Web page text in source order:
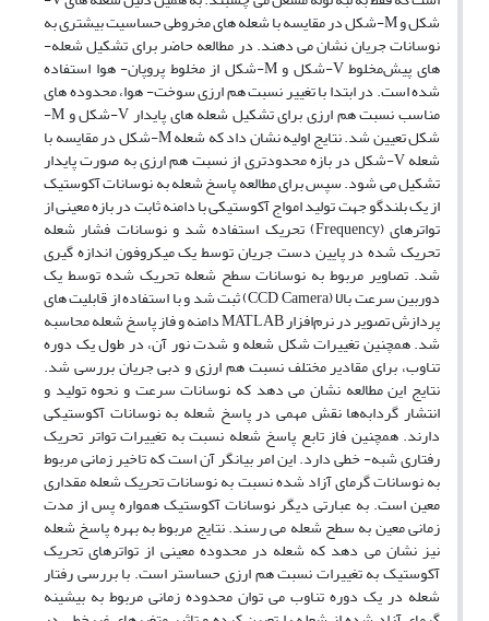
شکل و M-شکل در مقایسه با شعله­ های مخروطی حساسیت بیشتری به
نوسانات جریان نشان می ­دهند. در مطالعه حاضر برای تشکیل شعله­
های پیش‌مخلوط V-شکل و M-شکل از مخلوط پروپان- هوا استفاده
شده است. در ابتدا با تغییر نسبت هم­ ارزی سوخت- هوا، محدوده ­های
مناسب نسبت هم­ ارزی برای تشکیل شعله­ های پایدار V-شکل و M-
شکل تعیین شد. نتایج اولیه نشان داد که شعله M-شکل در مقایسه با
شعله V-شکل در بازه محدودتری از نسبت هم ­ارزی به صورت پایدار
تشکیل می ­شود. سپس برای مطالعه پاسخ شعله به نوسانات آکوستیک
از یک بلندگو جهت تولید امواج آکوستیکی با دامنه ثابت در بازه معینی از
تواتر­های (Frequency) تحریک استفاده شد و نوسانات فشار شعله
تحریک شده در پایین دست جریان توسط یک میکروفون اندازه ­گیری
شد. تصاویر مربوط به نوسانات سطح شعله تحریک شده توسط یک
دوربین سرعت بالا (CCD Camera) ثبت شد و با استفاده از قابلیت ­های
پردازش تصویر در نرم‌افزار MATLAB دامنه و فاز پاسخ شعله محاسبه
شد. همچنین تغییرات شکل شعله و شدت نور آن، در طول یک دوره
تناوب، برای مقادیر مختلف نسبت هم ­ارزی و دبی جریان بررسی شد.
نتایج این مطالعه نشان می­ دهد که نوسانات سرعت و نحوه تولید و
انتشار گردابه‌ها نقش مهمی در پاسخ شعله به نوسانات آکوستیکی
دارند. همچنین فاز تابع پاسخ شعله نسبت به تغییرات تواتر تحریک
رفتاری شبه- خطی دارد. این امر بیانگر آن است که تاخیر زمانی مربوط
به نوسانات گرمای آزاد شده نسبت به نوسانات تحریک شعله مقداری
معین است. به عبارتی دیگر نوسانات آکوستیک همواره پس از مدت
زمانی معین به سطح شعله می­ رسند. نتایج مربوط به بهره پاسخ شعله
نیز نشان می­ دهد که شعله در محدوده معینی از تواتر­های تحریک
آکوستیک به تغییرات نسبت ­هم ­ارزی حساس­تر است. با بررسی رفتار
شعله در یک دوره تناوب می­ توان محدوده زمانی مربوط به بیشینه